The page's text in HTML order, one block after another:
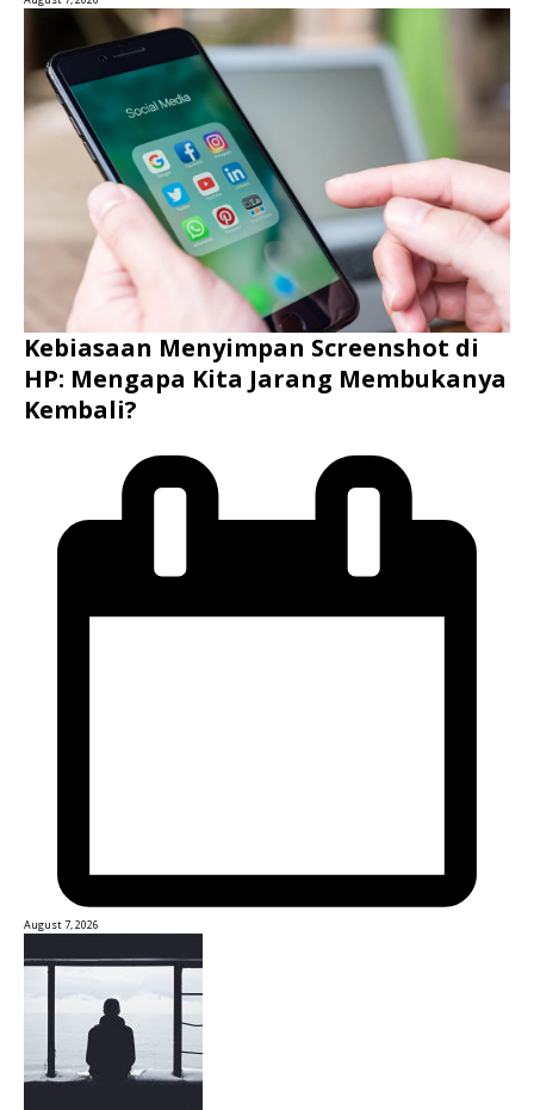
Kebiasaan Menyimpan Screenshot di
HP: Mengapa Kita Jarang Membukanya
Kembali?
August 7, 2026